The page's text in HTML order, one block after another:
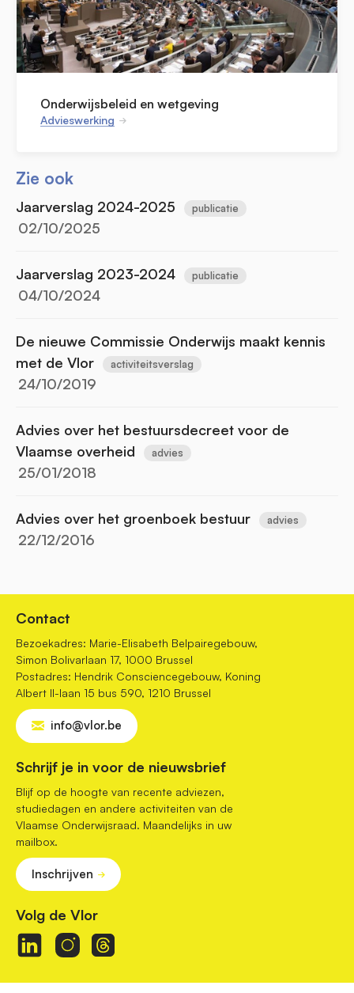
Onderwijsbeleid en wetgeving
Advieswerking
Zie ook
Jaarverslag 2024-2025 publicatie
02/10/2025
Jaarverslag 2023-2024 publicatie
04/10/2024
De nieuwe Commissie Onderwijs maakt kennis
met de Vlor
activiteitsverslag
24/10/2019
Advies over het bestuursdecreet voor de
Vlaamse overheid
advies
25/01/2018
Advies over het groenboek bestuur advies
22/12/2016
Contact
Bezoekadres: Marie-Elisabeth Belpairegebouw,
Simon Bolivarlaan 17, 1000 Brussel
Postadres: Hendrik Consciencegebouw, Koning
Albert II-laan 15 bus 590, 1210 Brussel
info@vlor.be
Schrijf je in voor de nieuwsbrief
Blijf op de hoogte van recente adviezen,
studiedagen en andere activiteiten van de
Vlaamse Onderwijsraad. Maandelijks in uw
mailbox.
Inschrijven
Volg de Vlor